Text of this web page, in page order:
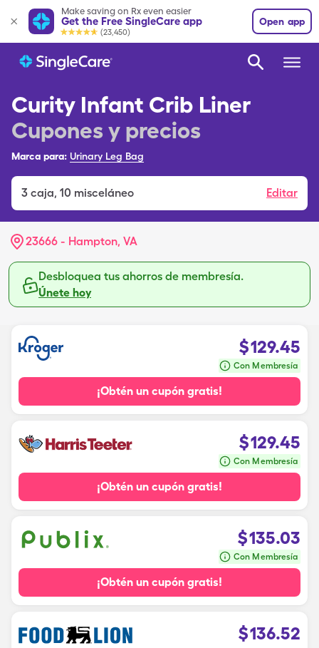
Make saving on Rx even easier
Get the Free SingleCare app
(23,450)
Open app
Curity Infant Crib Liner
Cupones y precios
Marca para: Urinary Leg Bag
3 caja, 10 misceláneo Editar
23666 - Hampton, VA
Desbloquea tus ahorros de membresía.
Únete hoy
$129.45
Con Membresía
¡Obtén un cupón gratis!
$129.45
Con Membresía
¡Obtén un cupón gratis!
$135.03
Con Membresía
¡Obtén un cupón gratis!
$136.52